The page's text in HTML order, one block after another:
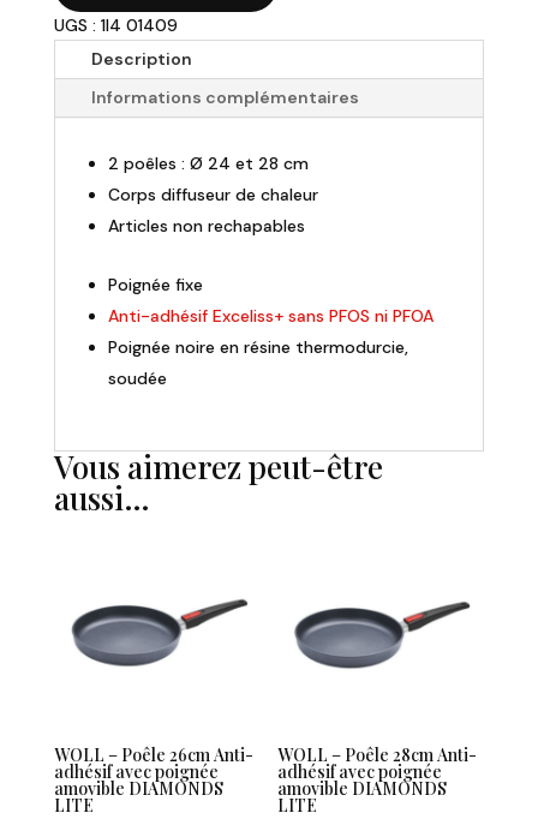
185,80 €.135,80 €.
CRISTEL
Set
poêles
antiadhésives
"Cookway"
UGS : 1I4 01409
Description
Informations complémentaires
2 poêles : Ø 24 et 28 cm
Corps diffuseur de chaleur
Articles non rechapables
Poignée fixe
Anti-adhésif Exceliss+ sans PFOS ni PFOA
Poignée noire en résine thermodurcie,
soudée
Vous aimerez peut-être
aussi…
WOLL – Poêle 26cm Anti-
adhésif avec poignée
amovible DIAMONDS
LITE
WOLL – Poêle 28cm Anti-
adhésif avec poignée
amovible DIAMONDS
LITE